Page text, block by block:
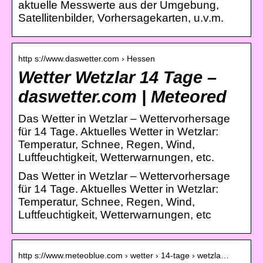
aktuelle Messwerte aus der Umgebung,
Satellitenbilder, Vorhersagekarten, u.v.m.
http s://www.daswetter.com › Hessen
Wetter Wetzlar 14 Tage –
daswetter.com | Meteored
Das Wetter in Wetzlar – Wettervorhersage
für 14 Tage. Aktuelles Wetter in Wetzlar:
Temperatur, Schnee, Regen, Wind,
Luftfeuchtigkeit, Wetterwarnungen, etc.
Das Wetter in Wetzlar – Wettervorhersage
für 14 Tage. Aktuelles Wetter in Wetzlar:
Temperatur, Schnee, Regen, Wind,
Luftfeuchtigkeit, Wetterwarnungen, etc
http s://www.meteoblue.com › wetter › 14-tage › wetzla…